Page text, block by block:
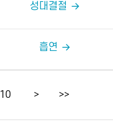
성대결절
흡연
10 > >>